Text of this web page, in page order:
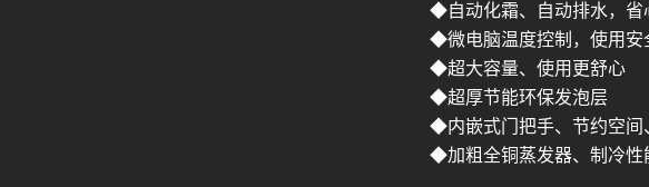
◆自动化霜、自动排水，省
◆微电脑温度控制，使用安
◆超大容量、使用更舒心
◆超厚节能环保发泡层
◆内嵌式门把手、节约空间
◆加粗全铜蒸发器、制冷性